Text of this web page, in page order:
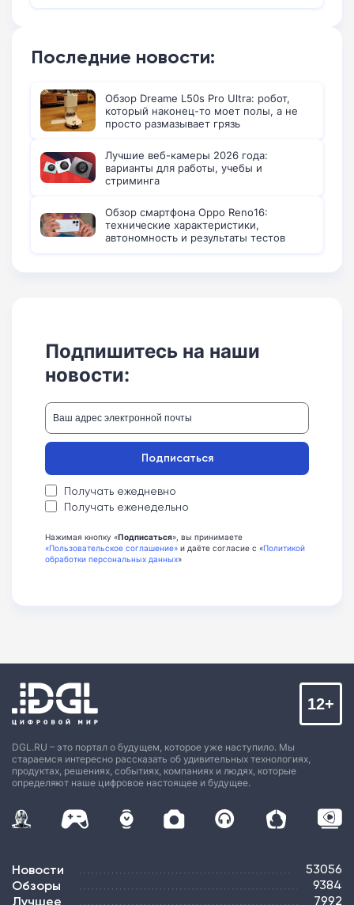
Последние новости:
Обзор Dreame L50s Pro Ultra: робот,
который наконец-то моет полы, а не
просто размазывает грязь
Лучшие веб-камеры 2026 года:
варианты для работы, учебы и
стриминга
Обзор смартфона Oppo Reno16:
технические характеристики,
автономность и результаты тестов
Подпишитесь на наши
новости:
Получать ежедневно
Получать еженедельно
Подписаться
Нажимая кнопку «Подписаться», вы принимаете
«Пользовательское соглашение» и даёте согласие с «Политикой
обработки персональных данных»
DGL.RU – это портал о будущем, которое уже наступило. Мы
стараемся интересно рассказать об удивительных технологиях,
продуктах, решениях, событиях, компаниях и людях, которые
определяют наше цифровое настоящее и будущее.
12+
Новости 53056
Обзоры 9384
Лучшее 7992